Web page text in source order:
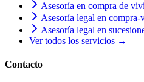
Asesoría en compra de
Asesoría legal en compra-
Asesoría legal en
Ver todos los servicios →
Contacto